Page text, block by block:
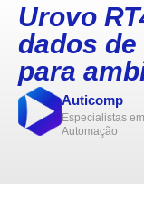
Urovo
dados
para
Auticomp
Especialistas em
Automação